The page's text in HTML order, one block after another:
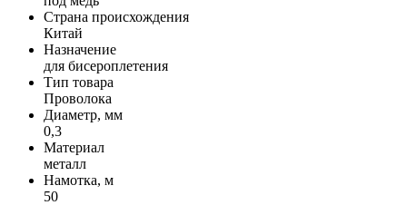
Страна происхождения
Китай
Назначение
для бисероплетения
Тип товара
Проволока
Диаметр, мм
0,3
Материал
металл
Намотка, м
50